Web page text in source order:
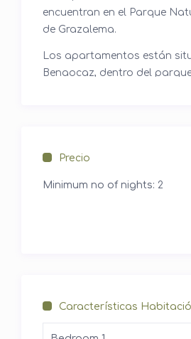
encuentran en el Parque
de Grazalema.
Los apartamentos están
Benaocaz, dentro del
Benaocaz es un municipio
Se encuentra situada a una
metros y a 120 kilómetros
Precio
Minimum no of nights: 2
Características